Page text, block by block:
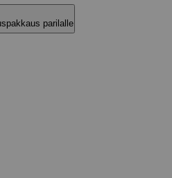
parilalle